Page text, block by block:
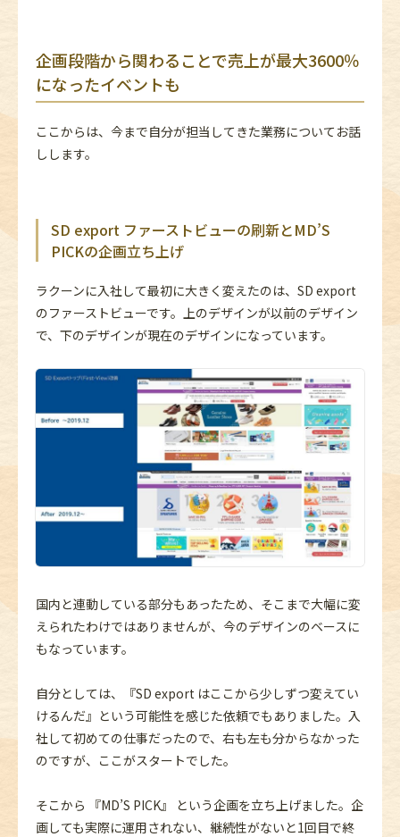
企画段階から関わることで売上が最大3600％
になったイベントも
ここからは、今まで自分が担当してきた業務についてお話
しします。
SD export ファーストビューの刷新とMD’S
PICKの企画立ち上げ
ラクーンに入社して最初に大きく変えたのは、SD export
のファーストビューです。上のデザインが以前のデザイン
で、下のデザインが現在のデザインになっています。
国内と連動している部分もあったため、そこまで大幅に変
えられたわけではありませんが、今のデザインのベースに
もなっています。
自分としては、『SD export はここから少しずつ変えてい
けるんだ』という可能性を感じた依頼でもありました。入
社して初めての仕事だったので、右も左も分からなかった
のですが、ここがスタートでした。
そこから 『MD’S PICK』 という企画を立ち上げました。企
画しても実際に運用されない、継続性がないと1回目で終